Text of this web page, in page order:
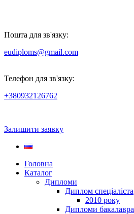
Пошта для зв'язку:
eudiploms@gmail.com
Телефон для зв'язку:
+380932126762
Залишити заявку
Головна
Каталог
Дипломи
Диплом спеціаліста
2010 року
Дипломи бакалавра